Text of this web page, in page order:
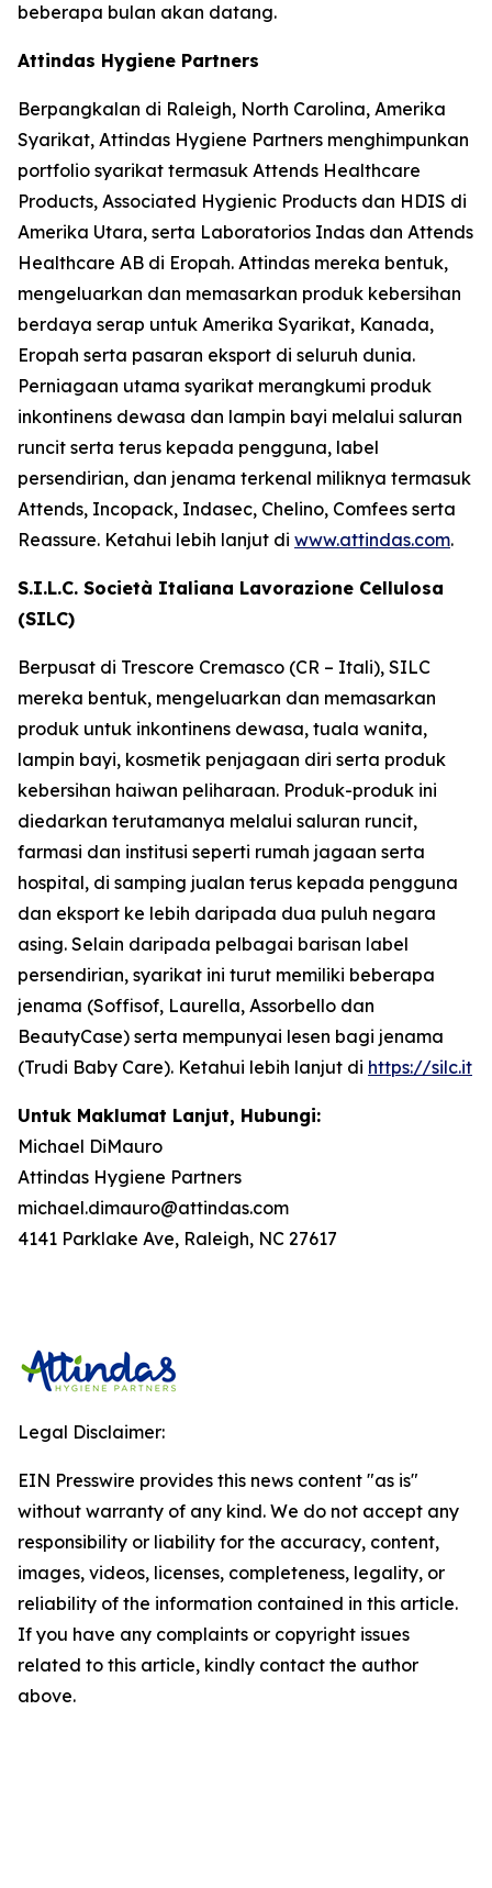
beberapa bulan akan datang.
Attindas Hygiene Partners
Berpangkalan di Raleigh, North Carolina, Amerika
Syarikat, Attindas Hygiene Partners menghimpunkan
portfolio syarikat termasuk Attends Healthcare
Products, Associated Hygienic Products dan HDIS di
Amerika Utara, serta Laboratorios Indas dan Attends
Healthcare AB di Eropah. Attindas mereka bentuk,
mengeluarkan dan memasarkan produk kebersihan
berdaya serap untuk Amerika Syarikat, Kanada,
Eropah serta pasaran eksport di seluruh dunia.
Perniagaan utama syarikat merangkumi produk
inkontinens dewasa dan lampin bayi melalui saluran
runcit serta terus kepada pengguna, label
persendirian, dan jenama terkenal miliknya termasuk
Attends, Incopack, Indasec, Chelino, Comfees serta
Reassure. Ketahui lebih lanjut di www.attindas.com.
S.I.L.C. Società Italiana Lavorazione Cellulosa
(SILC)
Berpusat di Trescore Cremasco (CR – Itali), SILC
mereka bentuk, mengeluarkan dan memasarkan
produk untuk inkontinens dewasa, tuala wanita,
lampin bayi, kosmetik penjagaan diri serta produk
kebersihan haiwan peliharaan. Produk-produk ini
diedarkan terutamanya melalui saluran runcit,
farmasi dan institusi seperti rumah jagaan serta
hospital, di samping jualan terus kepada pengguna
dan eksport ke lebih daripada dua puluh negara
asing. Selain daripada pelbagai barisan label
persendirian, syarikat ini turut memiliki beberapa
jenama (Soffisof, Laurella, Assorbello dan
BeautyCase) serta mempunyai lesen bagi jenama
(Trudi Baby Care). Ketahui lebih lanjut di https://silc.it
Untuk Maklumat Lanjut, Hubungi:
Michael DiMauro
Attindas Hygiene Partners
michael.dimauro@attindas.com
4141 Parklake Ave, Raleigh, NC 27617
Legal Disclaimer:
EIN Presswire provides this news content "as is"
without warranty of any kind. We do not accept any
responsibility or liability for the accuracy, content,
images, videos, licenses, completeness, legality, or
reliability of the information contained in this article.
If you have any complaints or copyright issues
related to this article, kindly contact the author
above.